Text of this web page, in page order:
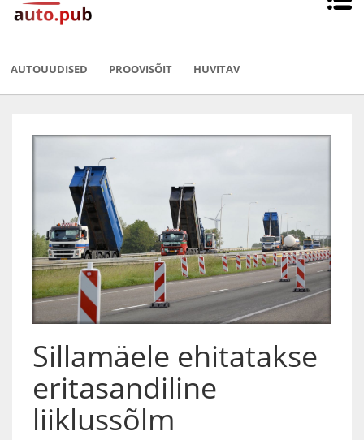
AUTOUUDISED PROOVISÕIT HUVITAV
Sillamäele ehitatakse
eritasandiline
liiklussõlm